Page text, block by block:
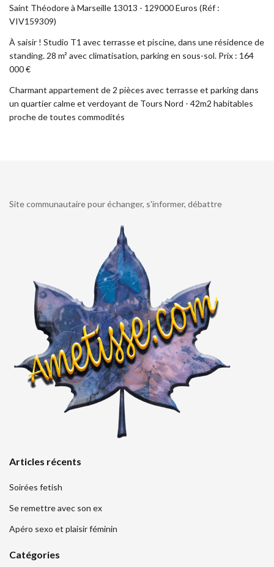
Saint Théodore à Marseille 13013 - 129000 Euros (Réf :
VIV159309)
À saisir ! Studio T1 avec terrasse et piscine, dans une résidence de
standing. 28 m² avec climatisation, parking en sous-sol. Prix : 164
000 €
Charmant appartement de 2 pièces avec terrasse et parking dans
un quartier calme et verdoyant de Tours Nord - 42m2 habitables
proche de toutes commodités
Site communautaire pour échanger, s'informer, débattre
Articles récents
Soirées fetish
Se remettre avec son ex
Apéro sexo et plaisir féminin
Catégories